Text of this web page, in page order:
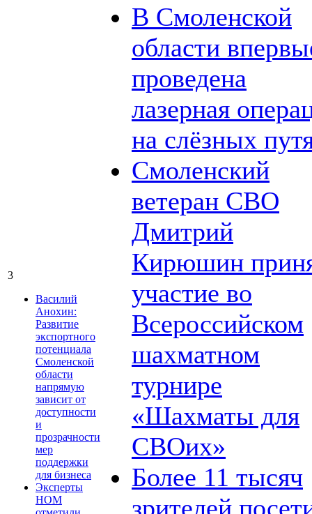
3
Василий
Анохин:
Развитие
экспортного
потенциала
Смоленской
области
напрямую
зависит от
доступности
и
прозрачности
мер
поддержки
для бизнеса
Эксперты
НОМ
В Смоленской
области
проведена
лазерная
на слёзных
Смоленский
ветеран СВО
Дмитрий
Кирюшин
участие во
Всероссийском
шахматном
турнире
«Шахматы для
СВОих»
Более 11 тысяч
зрителей